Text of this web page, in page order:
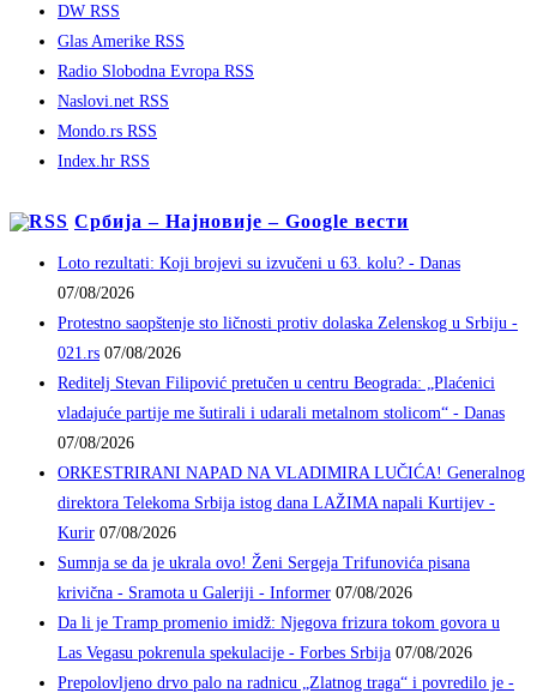
DW RSS
Glas Amerike RSS
Radio Slobodna Evropa RSS
Naslovi.net RSS
Mondo.rs RSS
Index.hr RSS
Србија – Најновије – Google вести
Loto rezultati: Koji brojevi su izvučeni u 63. kolu? - Danas
07/08/2026
Protestno saopštenje sto ličnosti protiv dolaska Zelenskog u Srbiju -
021.rs 07/08/2026
Reditelj Stevan Filipović pretučen u centru Beograda: „Plaćenici
vladajuće partije me šutirali i udarali metalnom stolicom“ - Danas
07/08/2026
ORKESTRIRANI NAPAD NA VLADIMIRA LUČIĆA! Generalnog
direktora Telekoma Srbija istog dana LAŽIMA napali Kurtijev -
Kurir 07/08/2026
Sumnja se da je ukrala ovo! Ženi Sergeja Trifunovića pisana
krivična - Sramota u Galeriji - Informer 07/08/2026
Da li je Tramp promenio imidž: Njegova frizura tokom govora u
Las Vegasu pokrenula spekulacije - Forbes Srbija 07/08/2026
Prepolovljeno drvo palo na radnicu „Zlatnog traga“ i povredilo je -